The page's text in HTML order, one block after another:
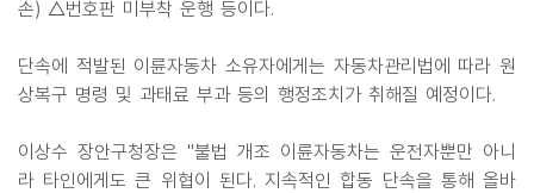
손) △번호판 미부착 운행 등이다.
단속에 적발된 이륜자동차 소유자에게는 자동차관리법에 따라 원
상복구 명령 및 과태료 부과 등의 행정조치가 취해질 예정이다.
이상수 장안구청장은 "불법 개조 이륜자동차는 운전자뿐만 아니
라 타인에게도 큰 위협이 된다. 지속적인 합동 단속을 통해 올바